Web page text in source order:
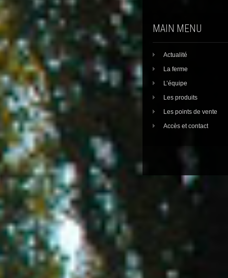
MAIN MENU
Actualité
La ferme
L’équipe
Les produits
Les points de vente
Accès et contact